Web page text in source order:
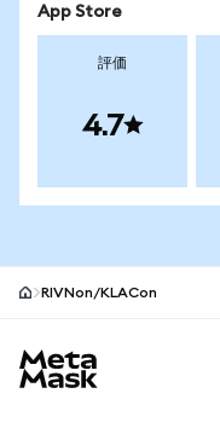
App Store
評価
4.7
RIVNon/KLACon